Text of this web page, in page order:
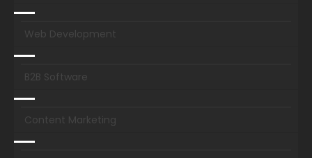
Web Development
B2B Software
Content Marketing